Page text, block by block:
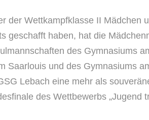
der Wettkampfklasse II Mädchen
geschafft haben, hat die
des Gymnasiums
Saarlouis und des Gymnasiums
Lebach eine mehr als
des Wettbewerbs „Jugend